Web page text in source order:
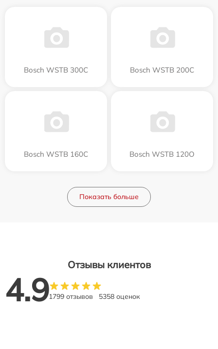
Bosch WSTB 300C Bosch WSTB 200C
Bosch WSTB 160C Bosch WSTB 120O
Показать больше
Отзывы клиентов
4.91799 отзывов 5358 оценок